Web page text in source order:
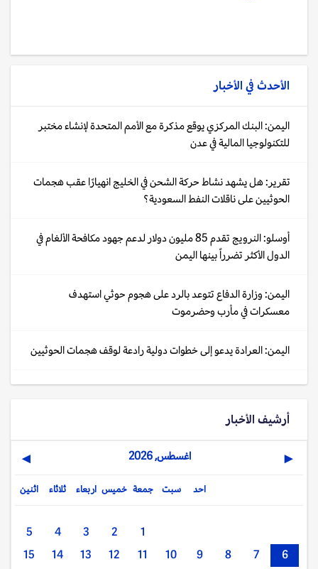
الأحدث في الأخبار
اليمن: البنك المركزي يوقع مذكرة مع الأمم المتحدة لإنشاء مختبر
للتكنولوجيا المالية في عدن
تقرير: هل يشهد نشاط حركة الشحن في الخليج انهيارًا عقب هجمات
الحوثيين على ناقلات النفط السعودية؟
أوسلو: النرويج تقدم 85 مليون دولار لدعم جهود مكافحة الألغام في
الدول الأكثر تضرراً بينها اليمن
اليمن: وزارة الدفاع تتوعد بالرد على هجوم حوثي استهدف
معسكرات في مأرب وحضرموت
اليمن: العرادة يدعو إلى خطوات دولية رادعة لوقف هجمات الحوثيين
أرشيف الأخبار
◀ اغسطس, 2026 ▶
اثنين ثلاثاء اربعاء خميس جمعة سبت احد
1
2
3
4
5
6
7
8
9
10
11
12
13
14
15